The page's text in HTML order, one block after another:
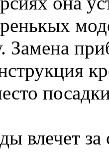
Замена
влечет